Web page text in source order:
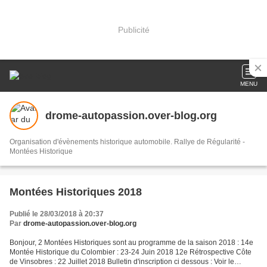
Publicité
MENU
drome-autopassion.over-blog.org
Organisation d'évènements historique automobile. Rallye de Régularité -
Montées Historique
Montées Historiques 2018
Publié le 28/03/2018 à 20:37
Par drome-autopassion.over-blog.org
Bonjour, 2 Montées Historiques sont au programme de la saison 2018 : 14e
Montée Historique du Colombier : 23-24 Juin 2018 12e Rétrospective Côte
de Vinsobres : 22 Juillet 2018 Bulletin d'inscription ci dessous : Voir le